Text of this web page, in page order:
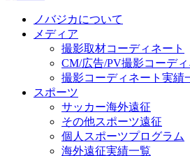
ノバジカについて
メディア
撮影取材コーディネート
CM/広告/PV撮影コーディ
撮影コーディネート実績
スポーツ
サッカー海外遠征
その他スポーツ遠征
個人スポーツプログラム
海外遠征実績一覧